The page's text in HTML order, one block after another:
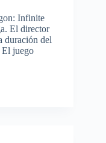
Infinite
El director
duración del
El juego